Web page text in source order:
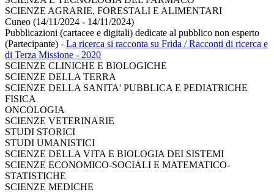
SCIENZE AGRARIE, FORESTALI E ALIMENTARI
Cuneo (14/11/2024 - 14/11/2024)
Pubblicazioni (cartacee e digitali) dedicate al pubblico non esperto
(Partecipante) - La ricerca si racconta su Frida / Racconti di ricerca e
di Terza Missione - 2020
SCIENZE CLINICHE E BIOLOGICHE
SCIENZE DELLA TERRA
SCIENZE DELLA SANITA' PUBBLICA E PEDIATRICHE
FISICA
ONCOLOGIA
SCIENZE VETERINARIE
STUDI STORICI
STUDI UMANISTICI
SCIENZE DELLA VITA E BIOLOGIA DEI SISTEMI
SCIENZE ECONOMICO-SOCIALI E MATEMATICO-
STATISTICHE
SCIENZE MEDICHE